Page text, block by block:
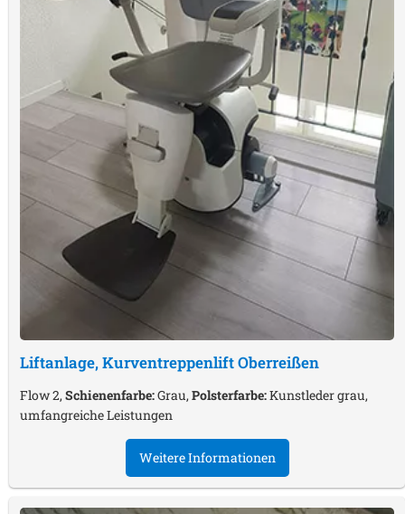
Liftanlage, KurventreppenliftOberreißen
Flow 2,Schienenfarbe:Grau,Polsterfarbe:Kunstleder grau,
umfangreiche Leistungen
Weitere Informationen